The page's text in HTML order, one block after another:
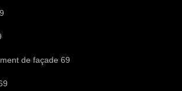
de façade 69